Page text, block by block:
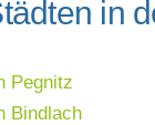
in
Pegnitz
Bindlach